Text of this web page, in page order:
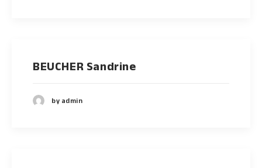
BEUCHER Sandrine
by admin